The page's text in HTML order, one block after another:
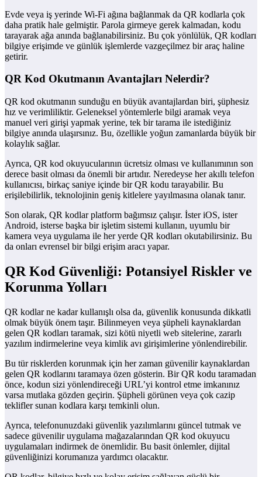
Evde veya iş yerinde Wi-Fi ağına bağlanmak da QR kodlarla çok
daha pratik hale gelmiştir. Parola girmeye gerek kalmadan, kodu
tarayarak ağa anında bağlanabilirsiniz. Bu çok yönlülük, QR kodları
bilgiye erişimde ve günlük işlemlerde vazgeçilmez bir araç haline
getirir.
QR Kod Okutmanın Avantajları Nelerdir?
QR kod okutmanın sunduğu en büyük avantajlardan biri, şüphesiz
hız ve verimliliktir. Geleneksel yöntemlerle bilgi aramak veya
manuel veri girişi yapmak yerine, tek bir tarama ile istediğiniz
bilgiye anında ulaşırsınız. Bu, özellikle yoğun zamanlarda büyük bir
kolaylık sağlar.
Ayrıca, QR kod okuyucularının ücretsiz olması ve kullanımının son
derece basit olması da önemli bir artıdır. Neredeyse her akıllı telefon
kullanıcısı, birkaç saniye içinde bir QR kodu tarayabilir. Bu
erişilebilirlik, teknolojinin geniş kitlelere yayılmasına olanak tanır.
Son olarak, QR kodlar platform bağımsız çalışır. İster iOS, ister
Android, isterse başka bir işletim sistemi kullanın, uyumlu bir
kamera veya uygulama ile her yerde QR kodları okutabilirsiniz. Bu
da onları evrensel bir bilgi erişim aracı yapar.
QR Kod Güvenliği: Potansiyel Riskler ve
Korunma Yolları
QR kodlar ne kadar kullanışlı olsa da, güvenlik konusunda dikkatli
olmak büyük önem taşır. Bilinmeyen veya şüpheli kaynaklardan
gelen QR kodları taramak, sizi kötü niyetli web sitelerine, zararlı
yazılım indirmelerine veya kimlik avı girişimlerine yönlendirebilir.
Bu tür risklerden korunmak için her zaman güvenilir kaynaklardan
gelen QR kodlarını taramaya özen gösterin. Bir QR kodu taramadan
önce, kodun sizi yönlendireceği URL’yi kontrol etme imkanınız
varsa mutlaka gözden geçirin. Şüpheli görünen veya çok cazip
teklifler sunan kodlara karşı temkinli olun.
Ayrıca, telefonunuzdaki güvenlik yazılımlarını güncel tutmak ve
sadece güvenilir uygulama mağazalarından QR kod okuyucu
uygulamaları indirmek de önemlidir. Bu basit önlemler, dijital
güvenliğinizi korumanıza yardımcı olacaktır.